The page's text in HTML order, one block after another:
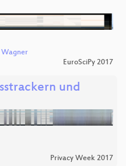
Wagner
EuroSciPy 2017
und
Privacy Week 2017